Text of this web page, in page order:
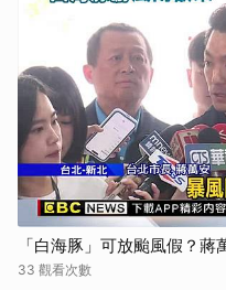
「白海豚」可放颱風假？
33 觀看次數